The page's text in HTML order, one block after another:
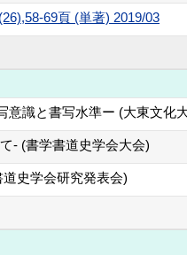
69頁 (単著) 2019/03
意識と書写水準ー (大東文化
‐ (書学書道史学会大会)
史学会研究発表会)